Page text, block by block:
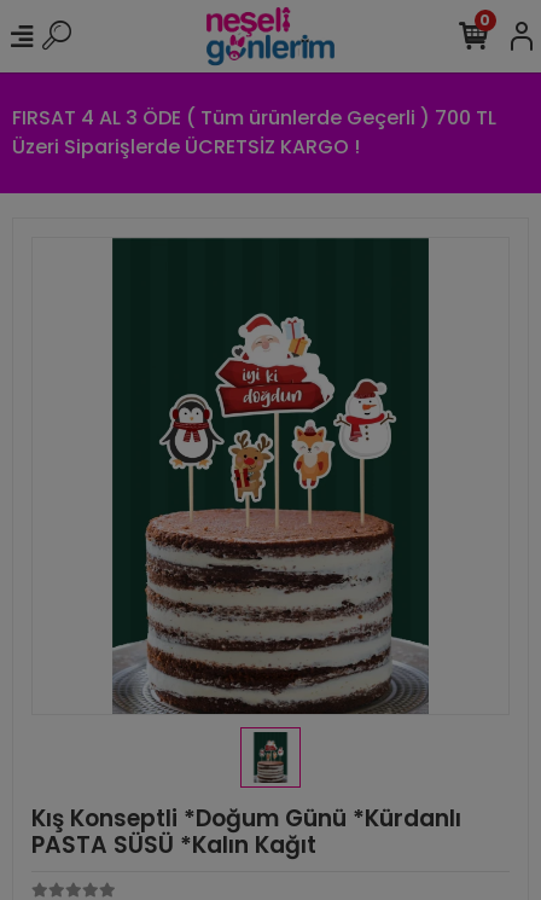
FIRSAT 4 AL 3 ÖDE ( Tüm ürünlerde Geçerli ) 700 TL
Üzeri Siparişlerde ÜCRETSİZ KARGO !
0
Kış Konseptli *Doğum Günü *Kürdanlı
PASTA SÜSÜ *Kalın Kağıt